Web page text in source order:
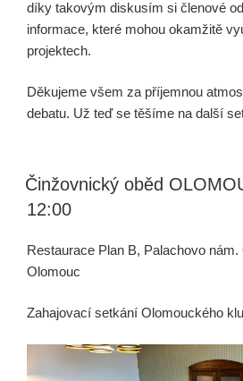
díky takovým diskusím si členové
informace, které mohou okamžitě
projektech.
Děkujeme všem za příjemnou
debatu. Už teď se těšíme na další
Činžovnický oběd
12:00
Restaurace Plan B, Palachovo nám.
Olomouc
Zahajovací setkání Olomouckého